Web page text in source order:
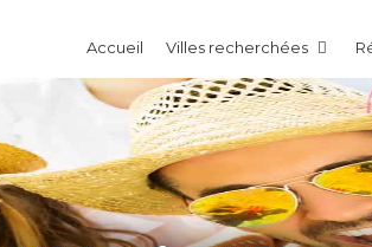
Accueil Villes recherchées